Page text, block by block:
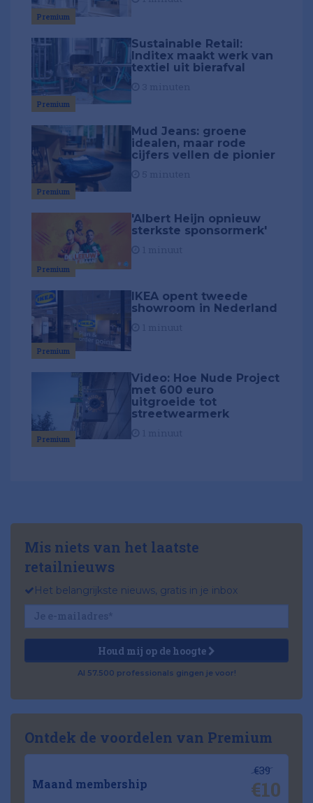
Premium
Premium
Sustainable Retail:
Inditex maakt werk van
textiel uit bierafval
Premium
Mud Jeans: groene
idealen, maar rode
cijfers vellen de pionier
Premium
'Albert Heijn opnieuw
sterkste sponsormerk'
Premium
IKEA opent tweede
showroom in Nederland
Premium
Video: Hoe Nude Project
met 600 euro
uitgroeide tot
streetwearmerk
Mis niets van het laatste
retailnieuws
Het belangrijkste nieuws, gratis in je inbox
Houd mij op de hoogte
Al 57.500 professionals gingen je voor!
Ontdek de voordelen van Premium
Maand membership
€39
€10